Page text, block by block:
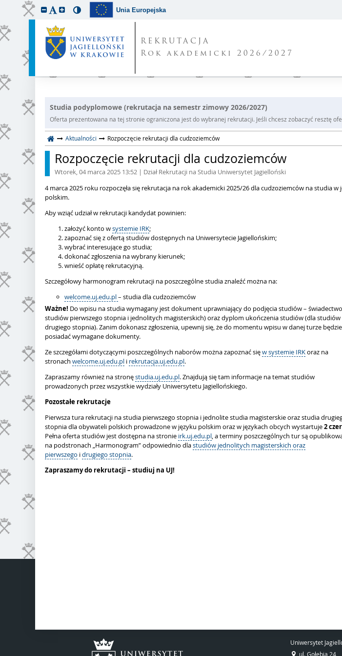
Unia Europejska
REKRUTACJA
Rok akademicki 2026/2027
Studia podyplomowe (rekrutacja na semestr zimowy 2026/2027)
Oferta prezentowana na tej stronie ograniczona jest do wybranej rekrutacji. Jeśli chcesz zobaczyć resztę
Aktualności Rozpoczęcie rekrutacji dla cudzoziemców
Rozpoczęcie rekrutacji dla cudzoziemców
Wtorek, 04 marca 2025 13:52 | Dział Rekrutacji na Studia Uniwersytet Jagielloński
4 marca 2025 roku rozpoczęła się rekrutacja na rok akademicki 2025/26 dla cudzoziemców na studia w
polskim.
Aby wziąć udział w rekrutacji kandydat powinien:
założyć konto wsystemie IRK;
zapoznać się z ofertą studiów dostępnych na Uniwersytecie Jagiellońskim;
wybrać interesujące go studia;
dokonać zgłoszenia na wybrany kierunek;
wnieść opłatę rekrutacyjną.
Szczegółowy harmonogram rekrutacji na poszczególne studia znaleźć można na:
welcome.uj.edu.pl– studia dla cudzoziemców
Ważne! Do wpisu na studia wymagany jest dokument uprawniający do podjęcia studiów –
studiów pierwszego stopnia i jednolitych magisterskich) oraz dyplom ukończenia studiów (dla studiów
drugiego stopnia). Zanim dokonasz zgłoszenia, upewnij się, że do momentu wpisu w danej turze
posiadać wymagane dokumenty.
Ze szczegółami dotyczącymi poszczególnych naborów można zapoznać sięw systemie IRKoraz na
stronach welcome.uj.edu.pl i rekrutacja.uj.edu.pl.
Zapraszamy również na stronęstudia.uj.edu.pl. Znajdują się tam informacje na temat studiów
prowadzonych przez wszystkie wydziały Uniwersytetu Jagiellońskiego.
Pozostałe rekrutacje
Pierwsza tura rekrutacji na studia pierwszego stopnia i jednolite studia magisterskie oraz studia
stopnia dla obywateli polskich prowadzone w języku polskim oraz w językach obcych wystartuje2
Pełna oferta studiów jest dostępna na stronie irk.uj.edu.pl, a terminy poszczególnych tur są
na podstronach „Harmonogram” odpowiednio dlastudiów jednolitych magisterskich oraz
pierwszego idrugiego stopnia.
Zapraszamy do rekrutacji – studiuj na UJ!
Uniwersytet
ul. Gołębia 24